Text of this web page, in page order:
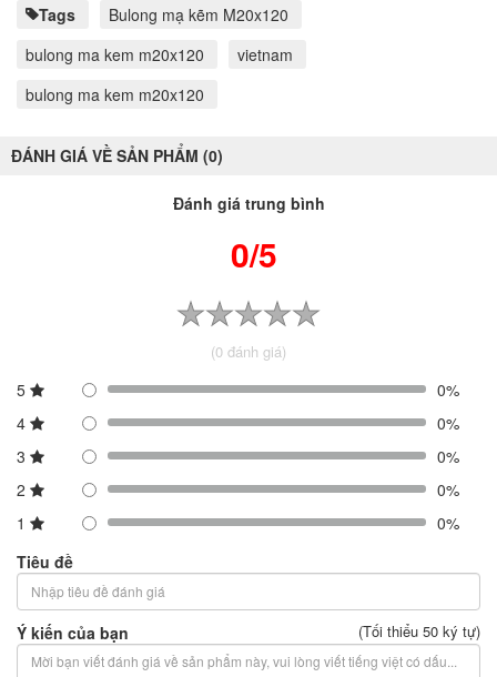
Tags
Bulong mạ kẽm M20x120
bulong ma kem m20x120
vietnam
bulong ma kem m20x120
ĐÁNH GIÁ VỀ SẢN PHẨM (0)
Đánh giá trung bình
0/5
(0 đánh giá)
5
0%
4
0%
3
0%
2
0%
1
0%
Tiêu đề
Ý kiến của bạn (Tối thiểu 50 ký tự)